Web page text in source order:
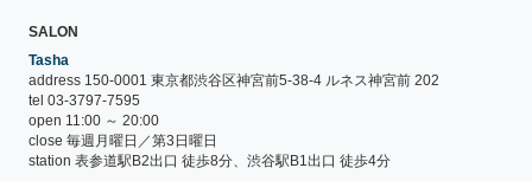
SALON
Tasha
address 150-0001 東京都渋谷区神宮前5-38-4 ルネス神宮前 202
tel 03-3797-7595
open 11:00 ～ 20:00
close 毎週月曜日／第3日曜日
station 表参道駅B2出口 徒歩8分、渋谷駅B1出口 徒歩4分